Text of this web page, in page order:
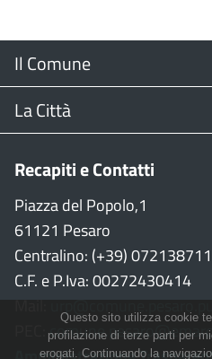
Menu
Footer
Il Comune
Il Sindaco
Consiglio Comunale
CON
Garante persone con
Richiesta sale e patrocinio
La Città
Stradario
WiFi
Città della Musica
Città della Bicicletta
Recapiti e Contatti
Piazza del Popolo,1
61121 Pesaro
Centralino: (+39)
C.F. e P.Iva: 00272430414
Mail:
PEC:
Questo sito utilizza cookie
profilazione di terze parti per
erogati. Continuando la